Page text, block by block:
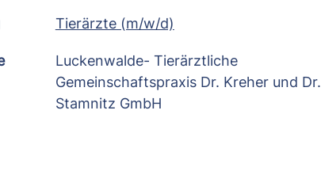
Tierärzte (m/w/d)
Luckenwalde- Tierärztliche
Gemeinschaftspraxis Dr. Kreher und Dr.
Stamnitz GmbH